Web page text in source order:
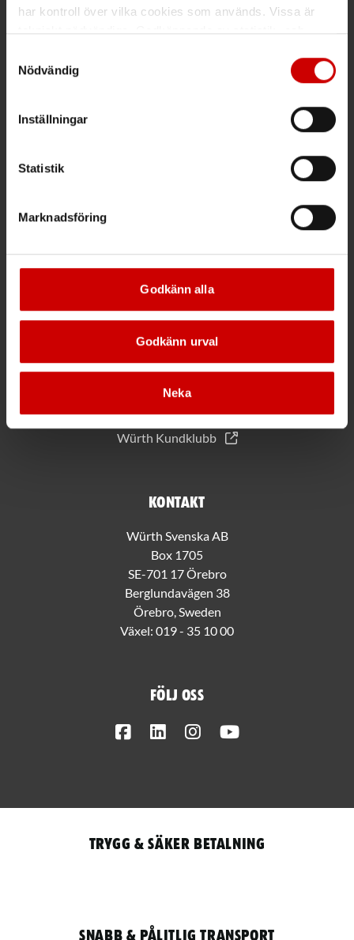
har kontroll över vilka cookies som används. Vissa är
tekniskt nödvändiga. Godkännande av statistik- och
länder utanför EU med olika dataskyddsnormer. Genom
att godkänna samtycker du till sådana överföringar. Läs
Nödvändig
Inställningar
Statistik
Marknadsföring
Godkänn alla
Godkänn urval
Neka
Ring växeln 019 - 35 10 00
Mer information
Allmänna villkor
Bli kund hos Würth
Hållbarhet
Jobba hos oss
Würth Kundklubb
Kontakt
Würth Svenska AB
Box 1705
SE-701 17 Örebro
Berglundavägen 38
Örebro, Sweden
Växel: 019 - 35 10 00
Följ oss
FacebookLinkedInInstagram
Trygg & säker betalning
Snabb & pålitlig transport